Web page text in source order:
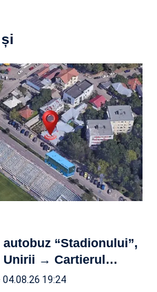
“Stadionului”,
Unirii → Cartierul…
19:24